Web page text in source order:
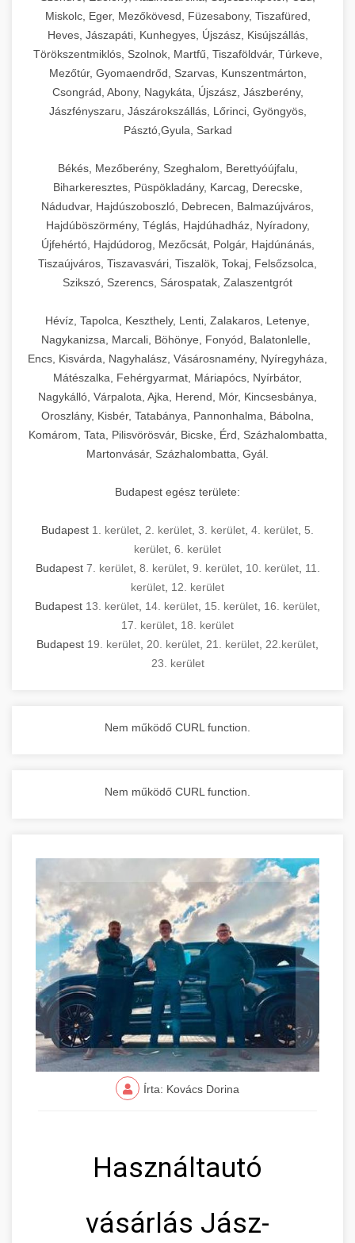
Miskolc, Eger, Mezőkövesd, Füzesabony, Tiszafüred,
Heves, Jászapáti, Kunhegyes, Újszász, Kisújszállás,
Törökszentmiklós, Szolnok, Martfű, Tiszaföldvár, Túrkeve,
Mezőtúr, Gyomaendrőd, Szarvas, Kunszentmárton,
Csongrád, Abony, Nagykáta, Újszász, Jászberény,
Jászfényszaru, Jászárokszállás, Lőrinci, Gyöngyös,
Pásztó,Gyula, Sarkad
Békés, Mezőberény, Szeghalom, Berettyóújfalu,
Biharkeresztes, Püspökladány, Karcag, Derecske,
Nádudvar, Hajdúszoboszló, Debrecen, Balmazújváros,
Hajdúböszörmény, Téglás, Hajdúhadház, Nyíradony,
Újfehértó, Hajdúdorog, Mezőcsát, Polgár, Hajdúnánás,
Tiszaújváros, Tiszavasvári, Tiszalök, Tokaj, Felsőzsolca,
Szikszó, Szerencs, Sárospatak, Zalaszentgrót
Hévíz, Tapolca, Keszthely, Lenti, Zalakaros, Letenye,
Nagykanizsa, Marcali, Böhönye, Fonyód, Balatonlelle,
Encs, Kisvárda, Nagyhalász, Vásárosnamény, Nyíregyháza,
Mátészalka, Fehérgyarmat, Máriapócs, Nyírbátor,
Nagykálló, Várpalota, Ajka, Herend, Mór, Kincsesbánya,
Oroszlány, Kisbér, Tatabánya, Pannonhalma, Bábolna,
Komárom, Tata, Pilisvörösvár, Bicske, Érd, Százhalombatta,
Martonvásár, Százhalombatta, Gyál.
Budapest egész területe:
Budapest 1. kerület 2. kerület 3. kerület 4. kerület 5.
kerület 6. kerület
Budapest 7. kerület, 8. kerület, 9. kerület, 10. kerület, 11.
kerület 12. kerület
Budapest 13. kerület 14. kerület 15. kerület 16. kerület
17. kerület 18. kerület
Budapest 19. kerület 20. kerület 21. kerület 22.kerület
23. kerület
Nem működő CURL function.
Nem működő CURL function.
Írta: Kovács Dorina
Használtautó
vásárlás Jász-